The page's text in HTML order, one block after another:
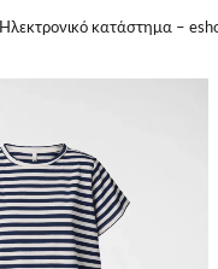
Ηλεκτρονικό κατάστημα –